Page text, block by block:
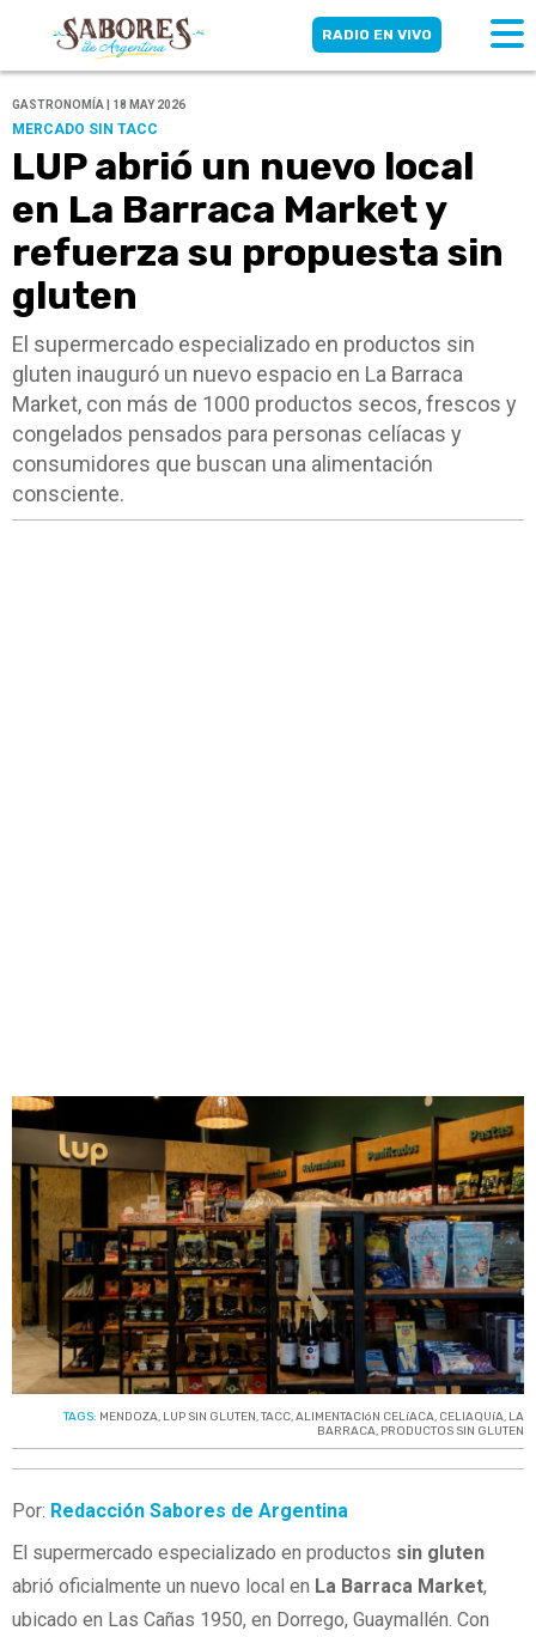
RADIO EN VIVO
GASTRONOMÍA | 18 MAY 2026
MERCADO SIN TACC
LUP abrió un nuevo local
en La Barraca Market y
refuerza su propuesta sin
gluten
El supermercado especializado en productos sin
gluten inauguró un nuevo espacio en La Barraca
Market, con más de 1000 productos secos, frescos y
congelados pensados para personas celíacas y
consumidores que buscan una alimentación
consciente.
TAGS: MENDOZA, LUP SIN GLUTEN,TACC,ALIMENTACIóN CELíACA, CELIAQUíA, LA
BARRACA, PRODUCTOS SIN GLUTEN
Por: Redacción Sabores de Argentina
El supermercado especializado en productos sin gluten
abrió oficialmente un nuevo local en La Barraca Market,
ubicado en Las Cañas 1950, en Dorrego, Guaymallén. Con